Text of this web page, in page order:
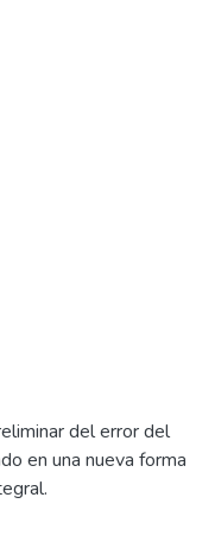
del error del
en una nueva forma